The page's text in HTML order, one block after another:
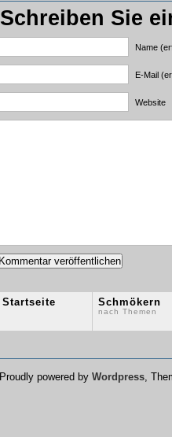
Schreiben Sie
Name
E-Mail
Website
Startseite Schmökern
nach Themen
Proudly powered by Wordpress,